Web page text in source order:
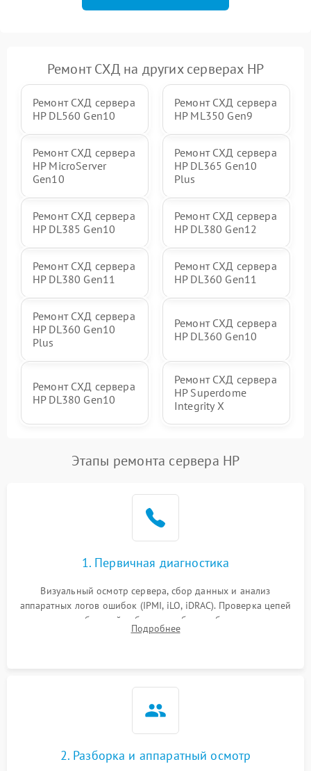
Ремонт СХД на других серверах HP
Ремонт СХД сервера
HP DL560 Gen10
Ремонт СХД сервера
HP ML350 Gen9
Ремонт СХД сервера
HP MicroServer
Gen10
Ремонт СХД сервера
HP DL365 Gen10
Plus
Ремонт СХД сервера
HP DL385 Gen10
Ремонт СХД сервера
HP DL380 Gen12
Ремонт СХД сервера
HP DL380 Gen11
Ремонт СХД сервера
HP DL360 Gen11
Ремонт СХД сервера
HP DL360 Gen10
Plus
Ремонт СХД сервера
HP DL360 Gen10
Ремонт СХД сервера
HP DL380 Gen10
Ремонт СХД сервера
HP Superdome
Integrity Х
Этапы ремонта сервера HP
1. Первичная диагностика
Визуальный осмотр сервера, сбор данных и анализ
аппаратных логов ошибок (IPMI, iLO, iDRAC). Проверка цепей
питания и базовой работоспособности без вскрытия
корпуса для быстрой локализации сбоя.
Подробнее
2. Разборка и аппаратный осмотр